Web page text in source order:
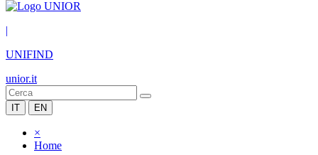
|
UNIFIND
unior.it
IT EN
×
Home